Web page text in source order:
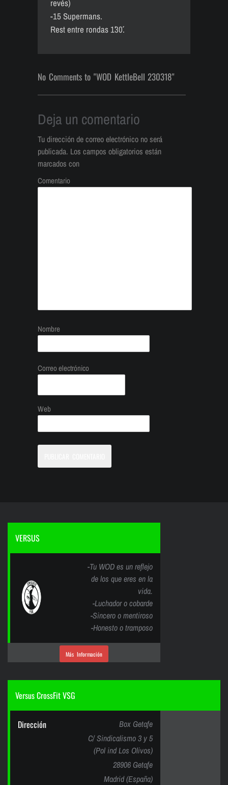
revés)
-15 Supermans.
Rest entre rondas 1´30´´.
No Comments to "WOD KettleBell 230318"
Deja un comentario
Tu dirección de correo electrónico no será
publicada. Los campos obligatorios están
marcados con
Comentario
Nombre
Correo electrónico
Web
VERSUS
-Tu WOD es un reflejo
de los que eres en la
vida.
-Luchador o cobarde
-Sincero o mentiroso
-Honesto o tramposo
Más Información
Versus CrossFit VSG
Dirección
Box Getafe
C/ Sindicalismo 3 y 5
(Pol ind Los Olivos)
28906 Getafe
Madrid (España)